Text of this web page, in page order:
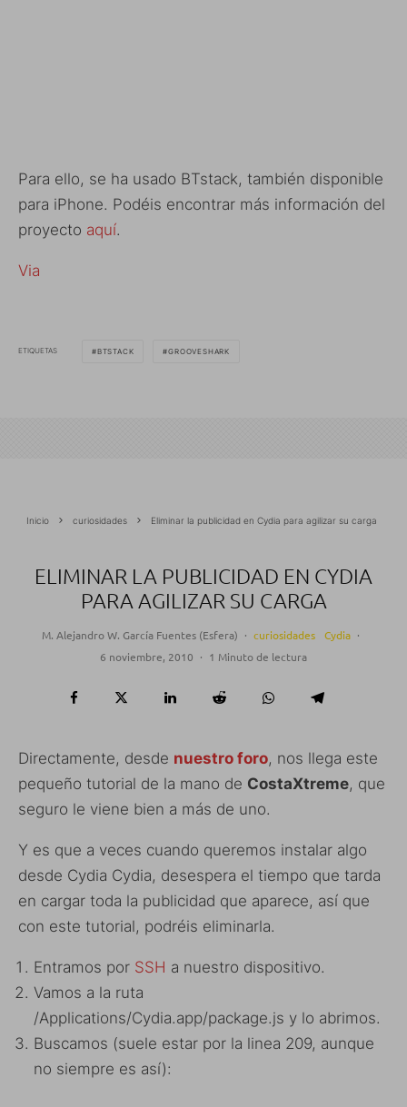
Para ello, se ha usado BTstack, también disponible
para iPhone. Podéis encontrar más información del
proyecto aquí.
Via
ETIQUETAS BTSTACK GROOVESHARK
Inicio curiosidades Eliminar la publicidad en Cydia para agilizar su carga
ELIMINAR LA PUBLICIDAD EN CYDIA
PARA AGILIZAR SU CARGA
M. Alejandro W. García Fuentes (Esfera) · curiosidades Cydia ·
6 noviembre, 2010 · 1 Minuto de lectura
Directamente, desde nuestro foro, nos llega este
pequeño tutorial de la mano de CostaXtreme, que
seguro le viene bien a más de uno.
Y es que a veces cuando queremos instalar algo
desde Cydia Cydia, desespera el tiempo que tarda
en cargar toda la publicidad que aparece, así que
con este tutorial, podréis eliminarla.
Entramos por SSH a nuestro dispositivo.
Vamos a la ruta
/Applications/Cydia.app/package.js y lo abrimos.
Buscamos (suele estar por la linea 209, aunque
no siempre es así):